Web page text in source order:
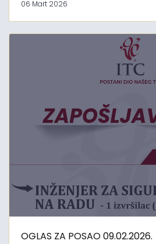
06 Mart 2026
OGLAS ZA POSAO 09.02.2026.